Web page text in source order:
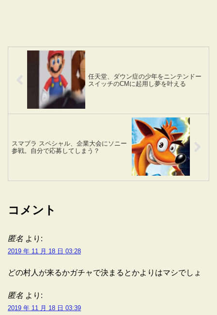
任天堂、ダウン症の少年をニンテンドー
スイッチのCMに起用し夢を叶える
スマブラ スペシャル、企業大会にソニー
参戦。自分で応募してしまう？
コメント
匿名 より:
2019 年 11 月 18 日 03:28
どの村人が来るかガチャで決まるとかよりはマシでしょ
匿名 より:
2019 年 11 月 18 日 03:39